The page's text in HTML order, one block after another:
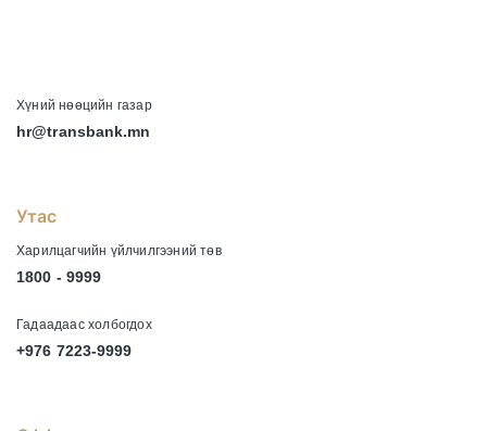
Хүний нөөцийн газар
hr@transbank.mn
Утас
Харилцагчийн үйлчилгээний төв
1800 - 9999
Гадаадаас холбогдох
+976 7223-9999